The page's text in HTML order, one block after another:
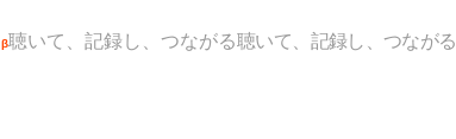
β聴いて、記録し、つながる聴いて、記録し、つながる